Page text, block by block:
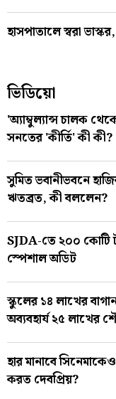
হাসপাতালে স্বরা
ভিডিয়ো
'অ্যাম্বুল্যান্স চালক
সনতের 'কীর্তি' কী কী?
সুমিত ভবানীভবনে
ঋতব্রত, কী বললেন?
SJDA-তে ২০০ কোটি
স্পেশাল অডিট
স্কুলের ১৪ লাখের
অব্যবহার্য ২৫ লাখের
হার মানাবে
করত দেবপ্রিয়?